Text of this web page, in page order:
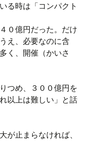
る時は「コンパクト
０億円だった。だけ
え、必要なのに含
く、開催（かいさ
つめ、３００億円を
以上は難しい」と話
が止まらなければ、